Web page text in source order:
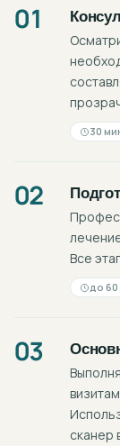
01
30
02
Все
до 60
03
сканер